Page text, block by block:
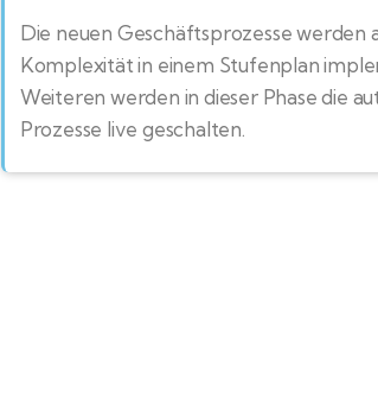
Die neuen Geschäftsprozesse werden
Komplexität in einem Stufenplan
Weiteren werden in dieser Phase die
Prozesse live geschalten.